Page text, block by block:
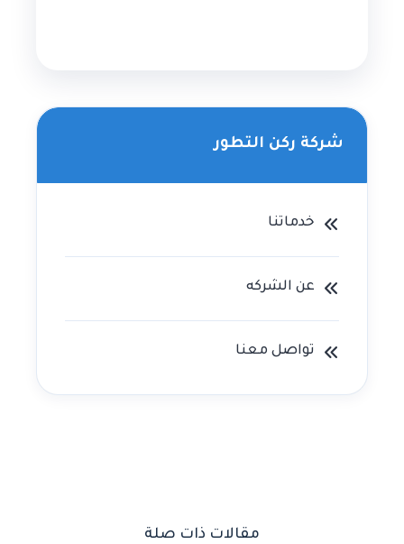
شركة ركن التطور
خدماتنا
عن الشركه
تواصل معنا
مقالات ذات صلة